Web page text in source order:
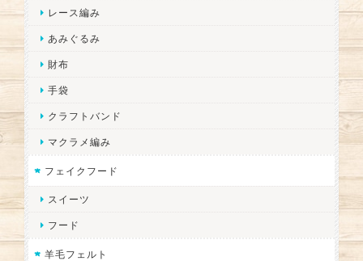
レース編み
あみぐるみ
財布
手袋
クラフトバンド
マクラメ編み
フェイクフード
スイーツ
フード
羊毛フェルト